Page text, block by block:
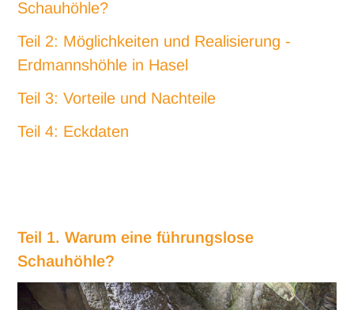
Schauhöhle?
Teil 2: Möglichkeiten und Realisierung -
Erdmannshöhle in Hasel
Teil 3: Vorteile und Nachteile
Teil 4: Eckdaten
Teil 1. Warum eine führungslose
Schauhöhle?